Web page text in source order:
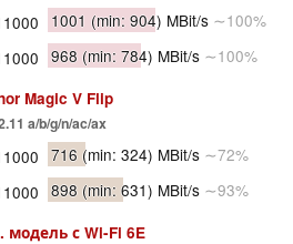
1001 (min: 904) MBit/s ∼100%
968 (min: 784) MBit/s ∼100%
Magic V Flip
a/b/g/n/ac/ax
716 (min: 324) MBit/s ∼72%
898 (min: 631) MBit/s ∼93%
модель с Wi-Fi 6E